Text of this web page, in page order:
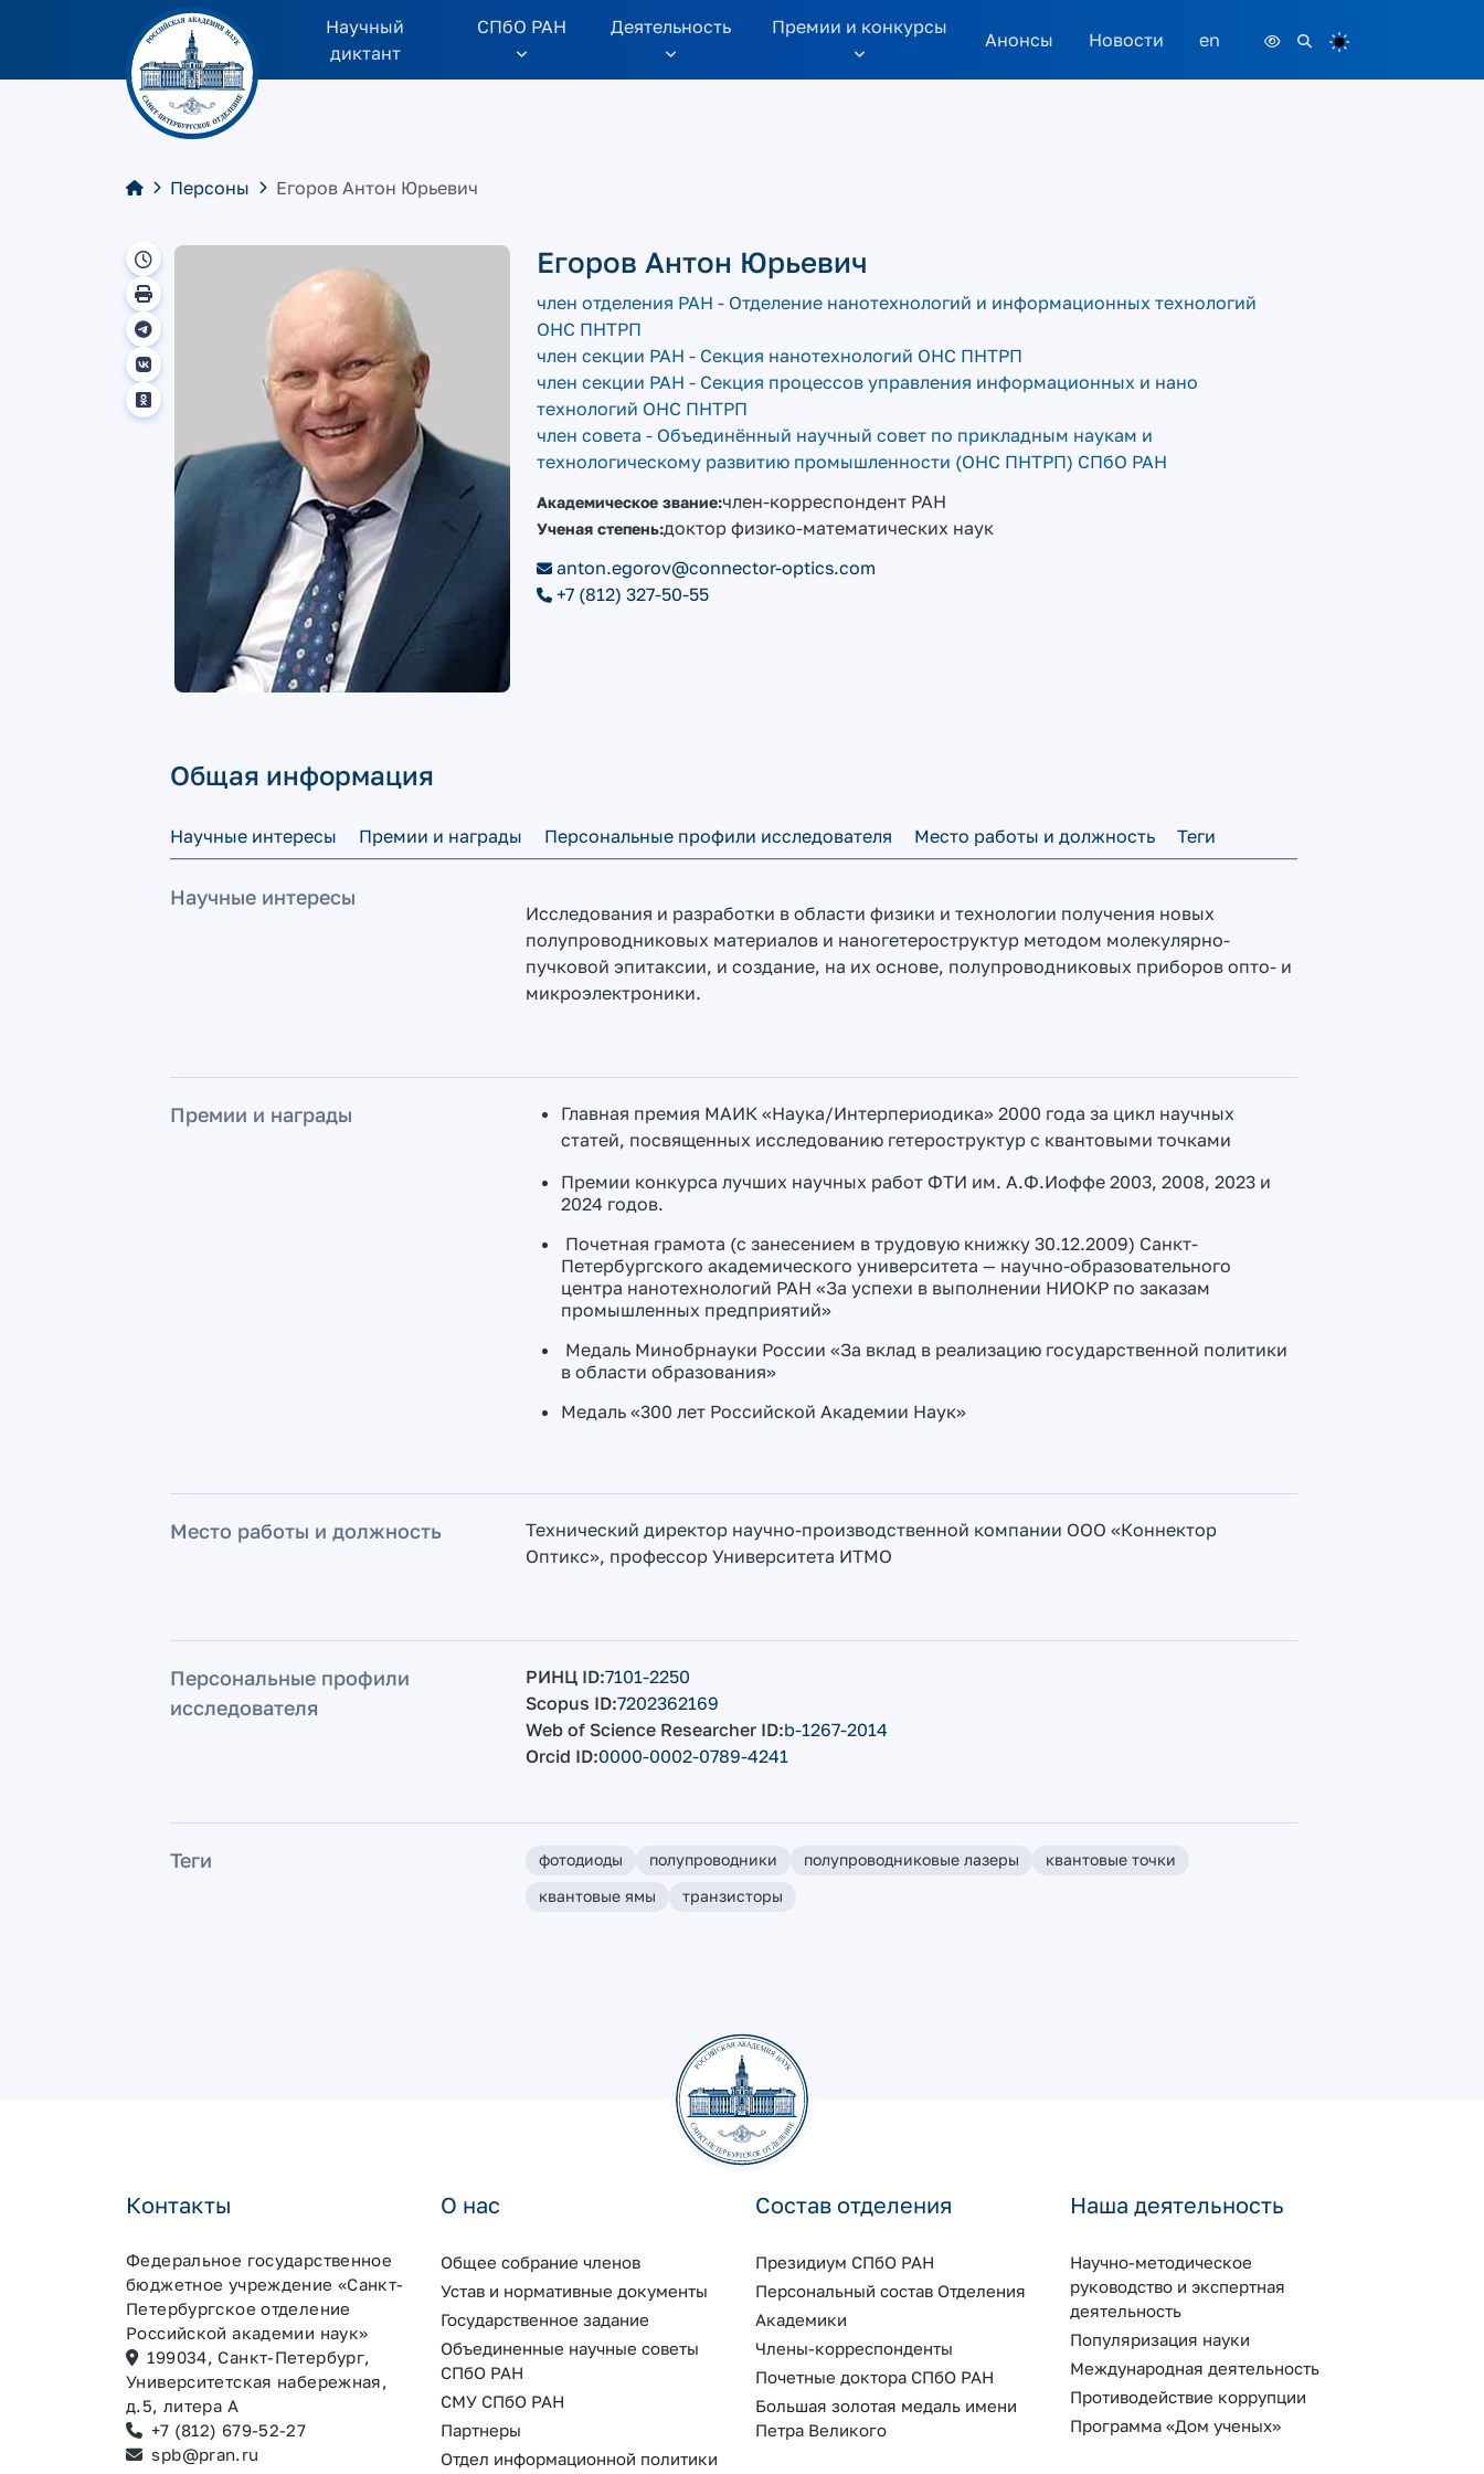
Научный
диктант
СПбО РАН Дeятельность Премии и конкурсы
Анонсы Новости en
Персоны Егоров Антон Юрьевич
Егоров Антон Юрьевич
член отделения РАН - Отделение нанотехнологий и информационных технологий
ОНС ПНТРП
член секции РАН - Секция нанотехнологий ОНС ПНТРП
член секции РАН - Секция процессов управления информационных и нано
технологий ОНС ПНТРП
член совета - Объединённый научный совет по прикладным наукам и
технологическому развитию промышленности (ОНС ПНТРП) СПбО РАН
Академическое звание:член-корреспондент РАН
Ученая степень:доктор физико-математических наук
anton.egorov@connector-optics.com
+7 (812) 327-50-55
Общая информация
Научные интересы Премии и награды Персональные профили исследователя Место работы и должность Теги
Научные интересы
Исследования и разработки в области физики и технологии получения новых
полупроводниковых материалов и наногетероструктур методом молекулярно-
пучковой эпитаксии, и создание, на их основе, полупроводниковых приборов опто- и
микроэлектроники.
Премии и награды
Главная премия МАИК «Наука/Интерпериодика» 2000 года за цикл научных
статей, посвященных исследованию гетероструктур с квантовыми точками
Премии конкурса лучших научных работ ФТИ им. А.Ф.Иоффе 2003, 2008, 2023 и
2024 годов.
Почетная грамота (с занесением в трудовую книжку 30.12.2009) Санкт-
Петербургского академического университета — научно-образовательного
центра нанотехнологий РАН «За успехи в выполнении НИОКР по заказам
промышленных предприятий»
Медаль Минобрнауки России «За вклад в реализацию государственной политики
в области образования»
Медаль «300 лет Российской Академии Наук»
Место работы и должность
Технический директор научно-производственной компании ООО «Коннектор
Оптикс», профессор Университета ИТМО
Персональные профили
исследователя
РИНЦ ID 7101-2250
Scopus ID 7202362169
Web of Science Researcher ID b-1267-2014
Orcid ID 0000-0002-0789-4241
Теги фотодиоды полупроводники полупроводниковые лазеры
квантовые точки
квантовые ямы
транзисторы
Контакты
Федеральное государственное
бюджетное учреждение «Санкт-
Петербургское отделение
Российской академии наук»
199034, Санкт-Петербург,
Университетская набережная,
д.5, литера А
+7 (812) 679-52-27
spb@pran.ru
О нас
Общее собрание членов
Устав и нормативные документы
Государственное задание
Объединенные научные советы
СПбО РАН
СМУ СПбО РАН
Партнеры
Отдел информационной политики
Состав отделения
Президиум СПбО РАН
Персональный состав Отделения
Академики
Члены-корреспонденты
Почетные доктора СПбО РАН
Большая золотая медаль имени
Петра Великого
Наша деятельность
Научно-методическое
руководство и экспертная
деятельность
Популяризация науки
Международная деятельность
Противодействие коррупции
Программа «Дом ученых»